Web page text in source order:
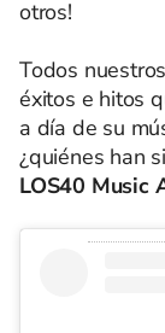
otros!
Todos
éxitos e hitos
a día de su
¿quiénes han
LOS40 Music